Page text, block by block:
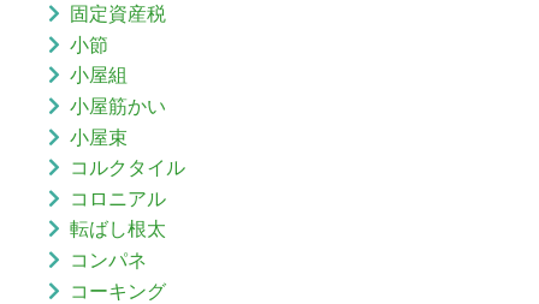
固定資産税
小節
小屋組
小屋筋かい
小屋束
コルクタイル
コロニアル
転ばし根太
コンパネ
コーキング